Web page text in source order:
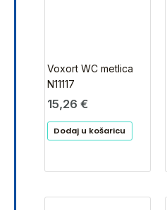
Voxort WC metlica
N11117
15,26 €
Dodaj u košaricu